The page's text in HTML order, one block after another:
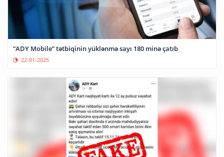
“ADY Mobile” tətbiqinin yüklənmə sayı 180 minə çatıb
22-01-2025